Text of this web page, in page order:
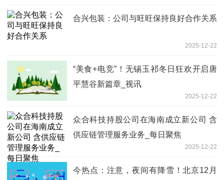
合兴包装：公司与旺旺保持良好合作关系
2025-12-22
“美食+电竞”！无锡玉祁冬日狂欢开启唐
平慧谷新篇章_视讯
2025-12-22
众合科技持股公司在海南成立新公司 含
供应链管理服务业务_每日聚焦
2025-12-22
今热点：注意，夜间有降雪！北京12月